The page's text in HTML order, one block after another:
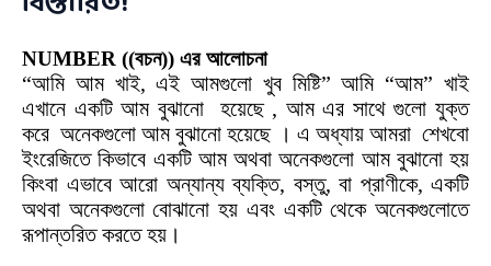
NUMBER ((বচন)) এর আলোচনা
“আমি আম খাই, এই আমগুলো খুব মিষ্টি” আমি “আম” খাই
এখানে একটি আম বুঝানো হয়েছে , আম এর সাথে গুলো যুক্ত
করে অনেকগুলো আম বুঝানো হয়েছে । এ অধ্যায় আমরা শেখবো
ইংরেজিতে কিভাবে একটি আম অথবা অনেকগুলো আম বুঝানো হয়
কিংবা এভাবে আরো অন্যান্য ব্যক্তি, বস্তু, বা প্রাণীকে, একটি
অথবা অনেকগুলো বোঝানো হয় এবং একটি থেকে অনেকগুলোতে
রূপান্তরিত করতে হয়।